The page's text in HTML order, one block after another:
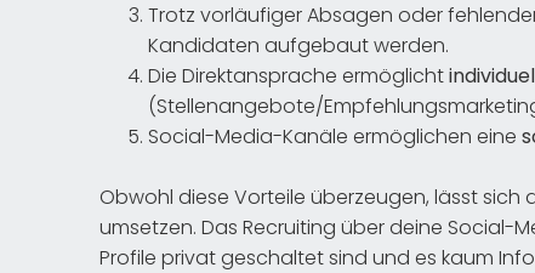
Trotz vorläufiger Absagen oder
Kandidaten aufgebaut werden.
Die Direktansprache ermöglicht
(Stellenangebote/
Social-Media-Kanäle ermöglichen eine
Obwohl diese Vorteile überzeugen, lässt
umsetzen. Das Recruiting über deine Social-
Profile privat geschaltet sind und es kaum